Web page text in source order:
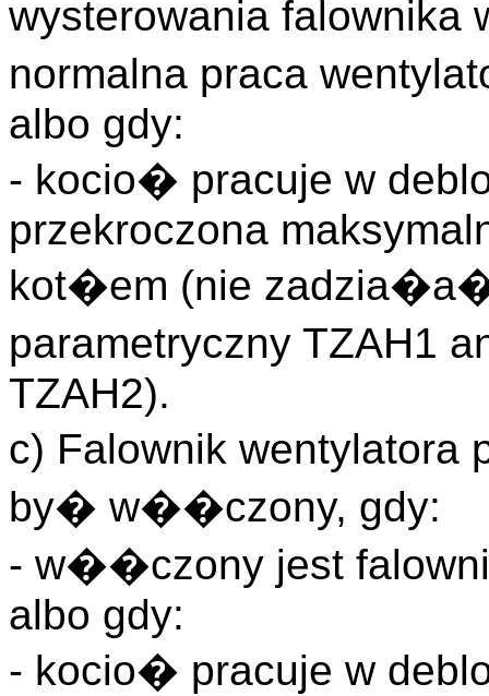
wysterowania
normalna praca
albo gdy:
- kocio� pracuje w
przekroczona
kot�em (nie
parametryczny TZAH1
TZAH2).
c) Falownik
by� w��czony, gdy:
- w��czony jest
albo gdy:
- kocio� pracuje w